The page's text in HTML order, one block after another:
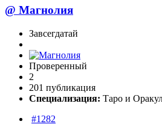
@ Магнолия
Завсегдатай
Проверенный
2
201 публикация
Специализация: Таро и
#1282